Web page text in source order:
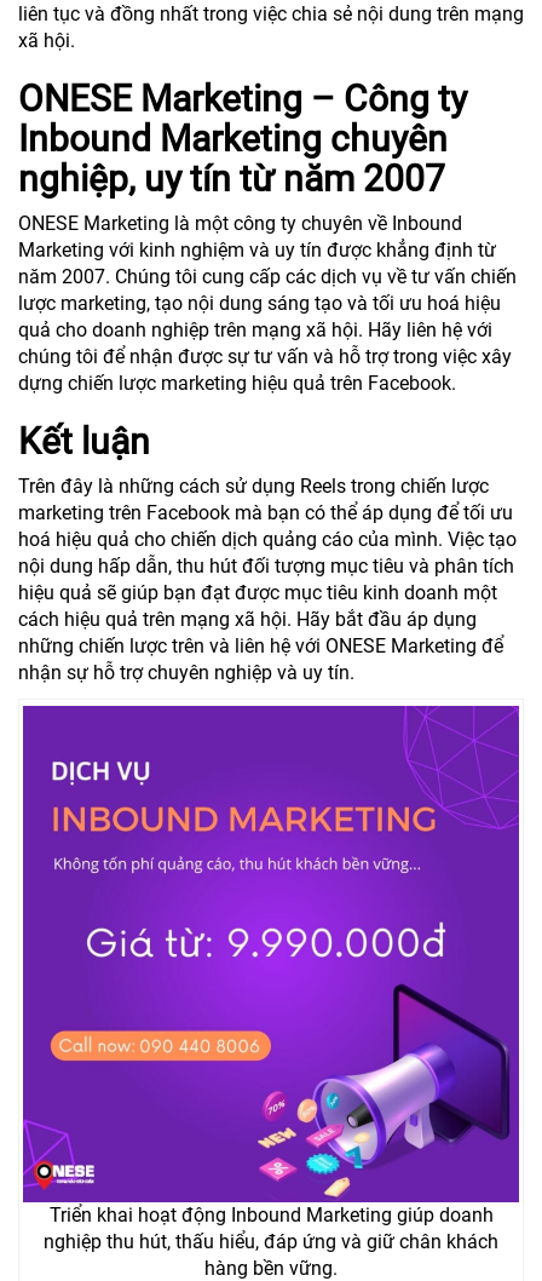
liên tục và đồng nhất trong việc chia sẻ nội dung trên mạng
xã hội.
ONESE Marketing – Công ty
Inbound Marketing chuyên
nghiệp, uy tín từ năm 2007
ONESE Marketing là một công ty chuyên về Inbound
Marketing với kinh nghiệm và uy tín được khẳng định từ
năm 2007. Chúng tôi cung cấp các dịch vụ về tư vấn chiến
lược marketing, tạo nội dung sáng tạo và tối ưu hoá hiệu
quả cho doanh nghiệp trên mạng xã hội. Hãy liên hệ với
chúng tôi để nhận được sự tư vấn và hỗ trợ trong việc xây
dựng chiến lược marketing hiệu quả trên Facebook.
Kết luận
Trên đây là những cách sử dụng Reels trong chiến lược
marketing trên Facebook mà bạn có thể áp dụng để tối ưu
hoá hiệu quả cho chiến dịch quảng cáo của mình. Việc tạo
nội dung hấp dẫn, thu hút đối tượng mục tiêu và phân tích
hiệu quả sẽ giúp bạn đạt được mục tiêu kinh doanh một
cách hiệu quả trên mạng xã hội. Hãy bắt đầu áp dụng
những chiến lược trên và liên hệ với ONESE Marketing để
nhận sự hỗ trợ chuyên nghiệp và uy tín.
Triển khai hoạt động Inbound Marketing giúp doanh
nghiệp thu hút, thấu hiểu, đáp ứng và giữ chân khách
hàng bền vững.